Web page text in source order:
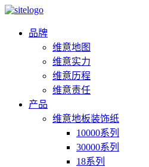
品牌
维意地图
维意实力
维意历程
维意责任
产品
维意地板装饰纸
10000系列
30000系列
18系列